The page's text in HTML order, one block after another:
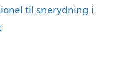
til snerydning i